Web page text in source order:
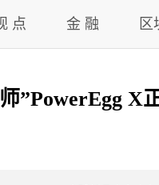
点 金 融 区
”PowerEgg X